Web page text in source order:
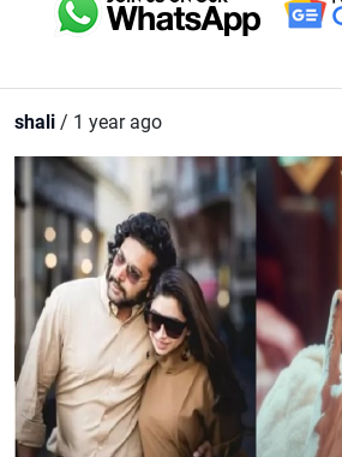
shali / 1 year ago